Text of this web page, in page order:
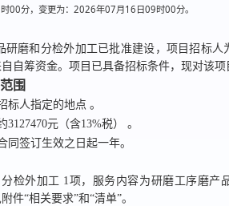
00分，变更为：2026年07月16日09时00分。
研磨和分检外加工已批准建设， 项目招标人
自筹资金。项目已具备招标条件，现对该项
围
标人指定的地点 。
3127470元（含13%税）
。
同签订生效之日起一年。
检外加工 1项，服务内容为研磨工序磨产
件“相关要求”和“清单”。